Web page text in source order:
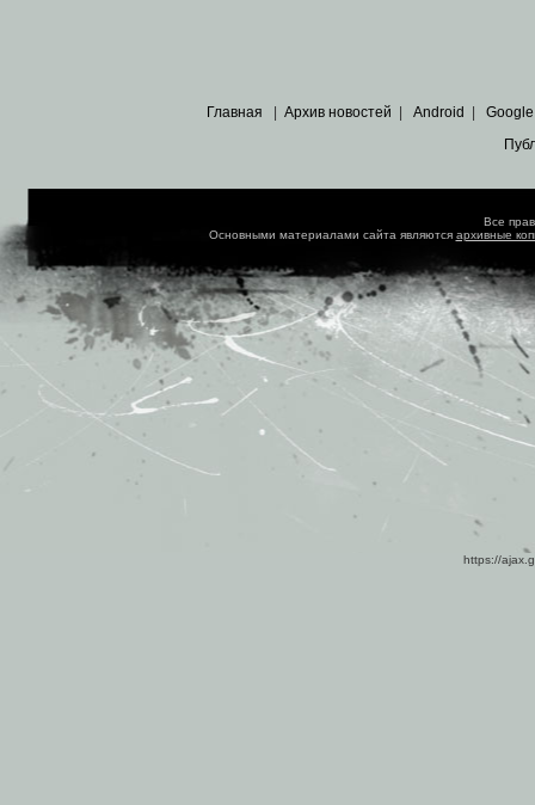
Главная Архив новостей Android Google
Все
Основными материалами сайта являются архивные
https://